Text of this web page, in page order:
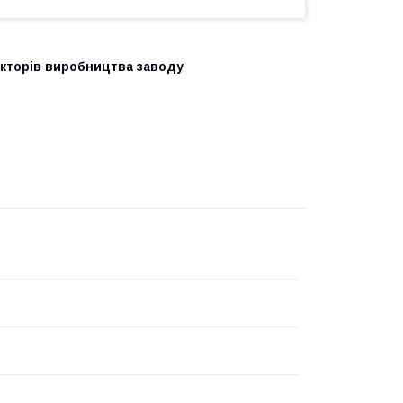
виробництва заводу